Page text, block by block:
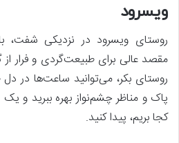
ویسرود
روستای ویسرود در نزدیکی شفت،
مقصد عالی برای طبیعت‌گردی و فرار
روستای بکر، می‌توانید ساعت‌ها در
پاک و مناظر چشم‌نواز بهره ببرید و
کجا بریم، پیدا کنید.